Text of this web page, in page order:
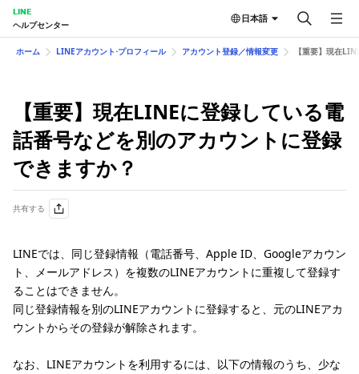
LINE
ヘルプセンター
日本語
ホーム LINEアカウント⋅プロフィール アカウント登録／情報変更 【重要】現在
【重要】現在LINEに登録している電
話番号などを別のアカウントに登録
できますか？
共有する
LINEでは、同じ登録情報（電話番号、Apple ID、Googleアカウン
ト、メールアドレス）を複数のLINEアカウントに重複して登録す
ることはできません。
同じ登録情報を別のLINEアカウントに登録すると、元のLINEアカ
ウントからその登録が解除されます。
なお、LINEアカウントを利用するには、以下の情報のうち、少な